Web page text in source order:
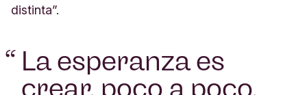
distinta”.
“ La esperanza es
crear, poco a poco,